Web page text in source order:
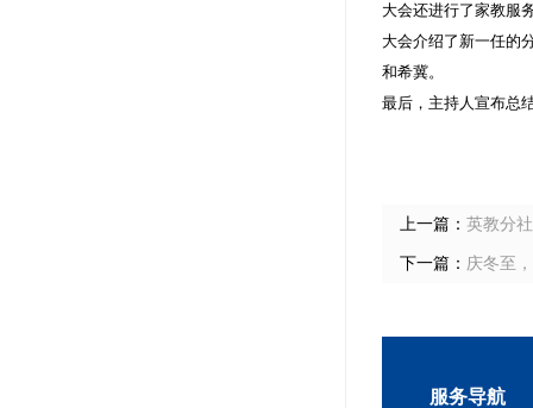
大会还进行了家教服
大会介绍了新一任的
和希冀。
最后，主持人宣布总
上一篇： 英教分
下一篇： 庆冬至
服务导航